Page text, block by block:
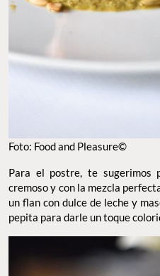
Foto: Food and Pleasure©
Para el postre, te sugerimos
cremoso y con la mezcla
un flan con dulce de leche y
pepita para darle un toque